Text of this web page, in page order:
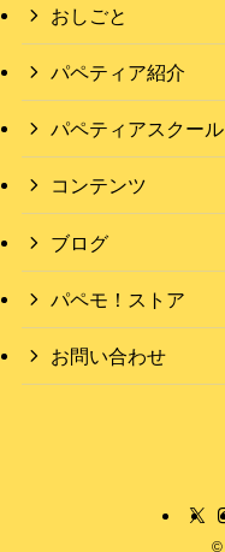
おしごと
パペティア紹介
パペティアスクール
コンテンツ
ブログ
パペモ！ストア
お問い合わせ
©